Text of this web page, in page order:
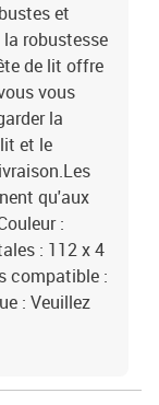
et
robustesse
de lit offre
vous
la
et le
qu'aux
:
: 112 x 4
compatible :
: Veuillez